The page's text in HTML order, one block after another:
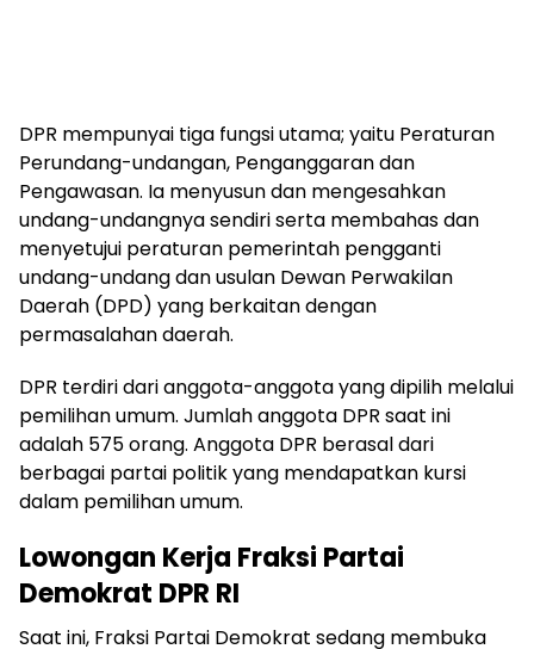
DPR mempunyai tiga fungsi utama; yaitu Peraturan
Perundang-undangan, Penganggaran dan
Pengawasan. Ia menyusun dan mengesahkan
undang-undangnya sendiri serta membahas dan
menyetujui peraturan pemerintah pengganti
undang-undang dan usulan Dewan Perwakilan
Daerah (DPD) yang berkaitan dengan
permasalahan daerah.
DPR terdiri dari anggota-anggota yang dipilih melalui
pemilihan umum. Jumlah anggota DPR saat ini
adalah 575 orang. Anggota DPR berasal dari
berbagai partai politik yang mendapatkan kursi
dalam pemilihan umum.
Lowongan Kerja Fraksi Partai
Demokrat DPR RI
Saat ini, Fraksi Partai Demokrat sedang membuka